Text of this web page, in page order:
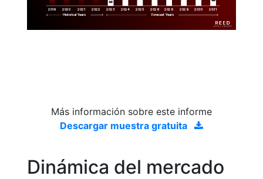
2019 2020 2021 2022 2023 2024 2025 2026 2028 2029 2030 2031
Historical Years Forecast Years
Más información sobre este informe
Descargar muestra gratuita
Dinámica del mercado